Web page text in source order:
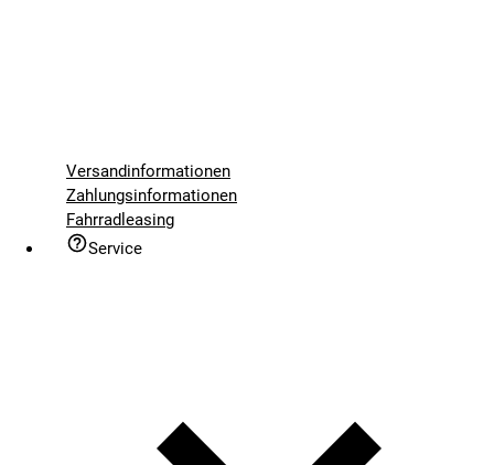
Versandinformationen
Zahlungsinformationen
Fahrradleasing
Service